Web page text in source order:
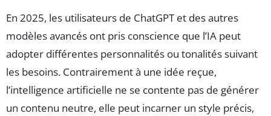
En 2025, les utilisateurs de ChatGPT et des autres
modèles avancés ont pris conscience que l’IA peut
adopter différentes personnalités ou tonalités suivant
les besoins. Contrairement à une idée reçue,
l’intelligence artificielle ne se contente pas de générer
un contenu neutre, elle peut incarner un style précis,